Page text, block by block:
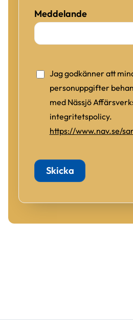
Meddelande
Jag godkänner att
personuppgifter
med Nässjö
integritetspolicy.
https://www.nav.se/